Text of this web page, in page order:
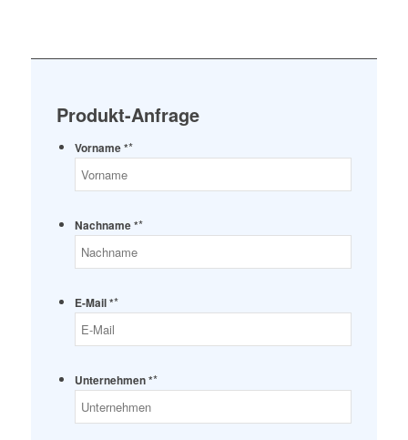
Produkt-Anfrage
Vorname **
Nachname **
E-Mail **
Unternehmen **